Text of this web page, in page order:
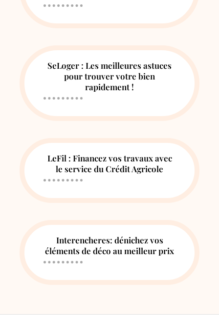
SeLoger : Les meilleures astuces
pour trouver votre bien
rapidement !
LeFil : Financez vos travaux avec
le service du Crédit Agricole
Interencheres: dénichez vos
éléments de déco au meilleur prix